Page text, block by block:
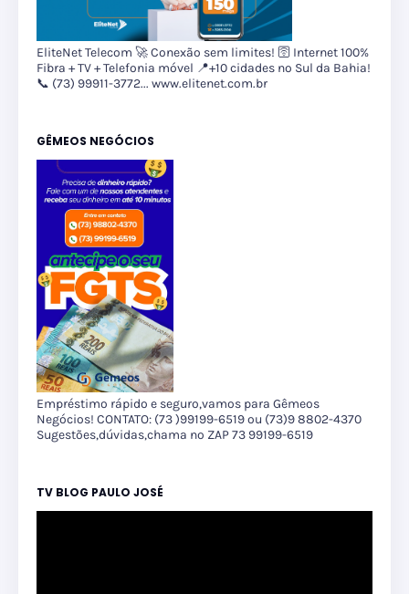
EliteNet Telecom 🚀 Conexão sem limites! 🛜 Internet 100%
Fibra + TV + Telefonia móvel 📍+10 cidades no Sul da Bahia!
📞 (73) 99911-3772... www.elitenet.com.br
GÊMEOS NEGÓCIOS
Empréstimo rápido e seguro,vamos para Gêmeos
Negócios! CONTATO: (73 )99199-6519 ou (73)9 8802-4370
Sugestões,dúvidas,chama no ZAP 73 99199-6519
TV BLOG PAULO JOSÉ